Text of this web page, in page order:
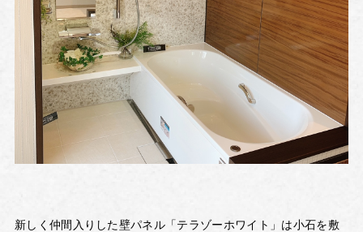
新しく仲間入りした壁パネル「テラゾーホワイト」は小石を敷